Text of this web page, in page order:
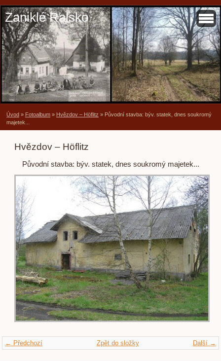
Zaniklé Ralsko
Úvod » Fotoalbum » Hvězdov – Höflitz » Původní stavba: býv. statek, dnes soukromý
majetek...
Hvězdov – Höflitz
Původní stavba: býv. statek, dnes soukromý majetek...
← Předchozí Další →
Zpět do složky